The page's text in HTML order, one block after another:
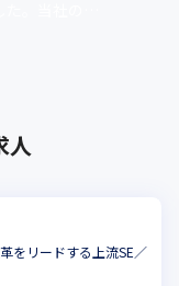
人
をリードする上流SE／